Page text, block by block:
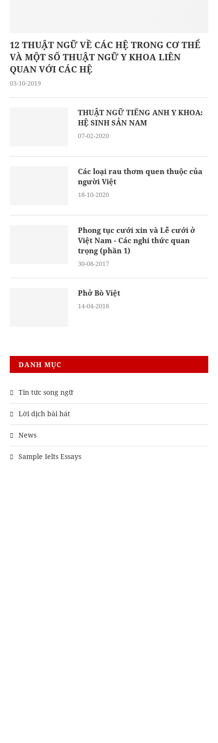
12 THUẬT NGỮ VỀ CÁC HỆ TRONG CƠ THỂ
VÀ MỘT SỐ THUẬT NGỮ Y KHOA LIÊN
QUAN VỚI CÁC HỆ
03-10-2019
THUẬT NGỮ TIẾNG ANH Y KHOA:
HỆ SINH SẢN NAM
07-02-2020
Các loại rau thơm quen thuộc của
người Việt
18-10-2020
Phong tục cưới xin và Lễ cưới ở
Việt Nam - Các nghi thức quan
trọng (phần 1)
30-08-2017
Phở Bò Việt
14-04-2018
DANH MỤC
Tin tức song ngữ
Lời dịch bài hát
News
Sample Ielts Essays